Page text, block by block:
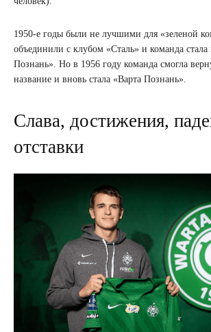
1950-е годы были не лучшими для «зеленой
объединили с клубом «Сталь» и команда стала
Познань». Но в 1956 году команда смогла
название и вновь стала «Варта Познань».
Слава, достижения,
отставки